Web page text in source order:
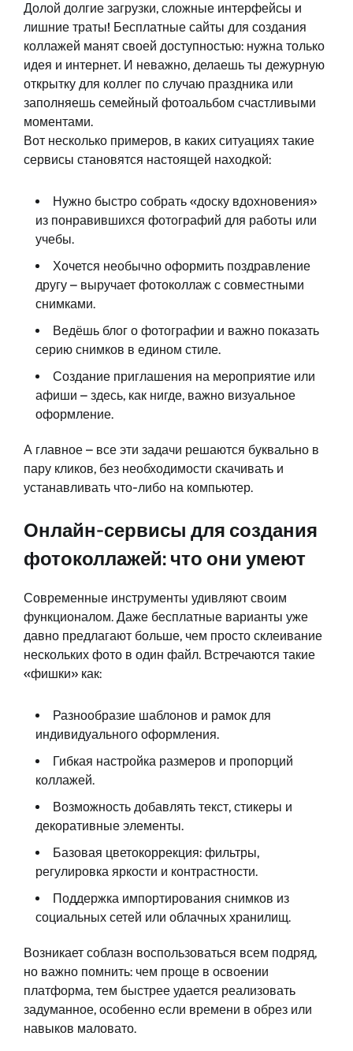
Долой долгие загрузки, сложные интерфейсы и
лишние траты! Бесплатные сайты для создания
коллажей манят своей доступностью: нужна только
идея и интернет. И неважно, делаешь ты дежурную
открытку для коллег по случаю праздника или
заполняешь семейный фотоальбом счастливыми
моментами.
Вот несколько примеров, в каких ситуациях такие
сервисы становятся настоящей находкой:
Нужно быстро собрать «доску вдохновения»
из понравившихся фотографий для работы или
учебы.
Хочется необычно оформить поздравление
другу – выручает фотоколлаж с совместными
снимками.
Ведёшь блог о фотографии и важно показать
серию снимков в едином стиле.
Создание приглашения на мероприятие или
афиши – здесь, как нигде, важно визуальное
оформление.
А главное – все эти задачи решаются буквально в
пару кликов, без необходимости скачивать и
устанавливать что-либо на компьютер.
Онлайн-сервисы для создания
фотоколлажей: что они умеют
Современные инструменты удивляют своим
функционалом. Даже бесплатные варианты уже
давно предлагают больше, чем просто склеивание
нескольких фото в один файл. Встречаются такие
«фишки» как:
Разнообразие шаблонов и рамок для
индивидуального оформления.
Гибкая настройка размеров и пропорций
коллажей.
Возможность добавлять текст, стикеры и
декоративные элементы.
Базовая цветокоррекция: фильтры,
регулировка яркости и контрастности.
Поддержка импортирования снимков из
социальных сетей или облачных хранилищ.
Возникает соблазн воспользоваться всем подряд,
но важно помнить: чем проще в освоении
платформа, тем быстрее удается реализовать
задуманное, особенно если времени в обрез или
навыков маловато.